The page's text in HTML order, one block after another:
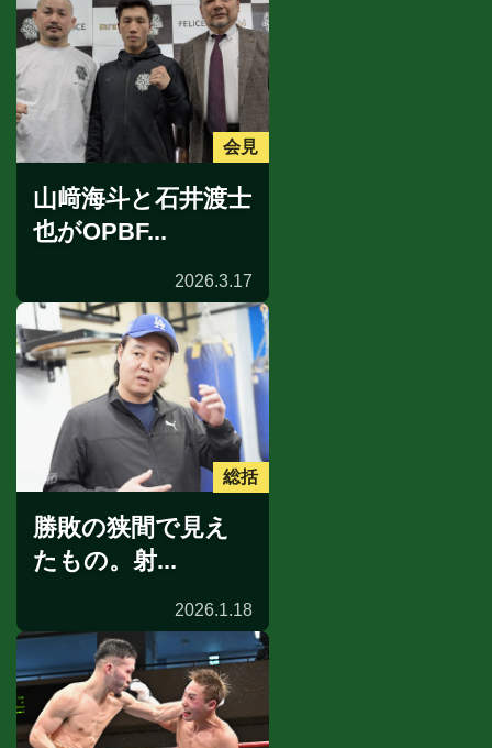
会見
山﨑海斗と石井渡士
也がOPBF...
2026.3.17
総括
勝敗の狭間で見え
たもの。射...
2026.1.18